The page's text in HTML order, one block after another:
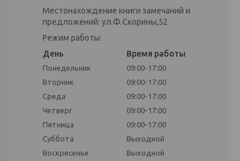
Местонахождение книги замечаний и
предложений: ул.Ф.Скорины,52
Режим работы:
День
Время работы
Понедельник
09:00-17:00
Вторник
09:00-17:00
Среда
09:00-17:00
Четверг
09:00-17:00
Пятница
09:00-17:00
Суббота
Выходной
Воскресенье
Выходной